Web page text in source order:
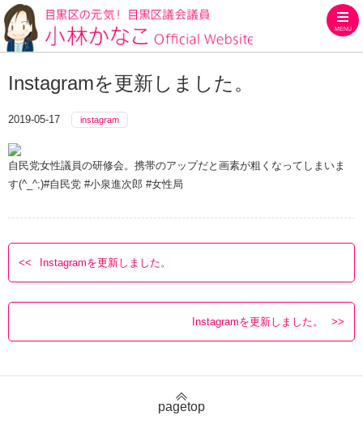
MENU
Instagramを更新しました。
2019-05-17 instagram
自民党女性議員の研修会。携帯のアップだと画素が粗くなってしまいま
す(^_^;)#自民党 #小泉進次郎 #女性局
Instagramを更新しました。
Instagramを更新しました。
pagetop